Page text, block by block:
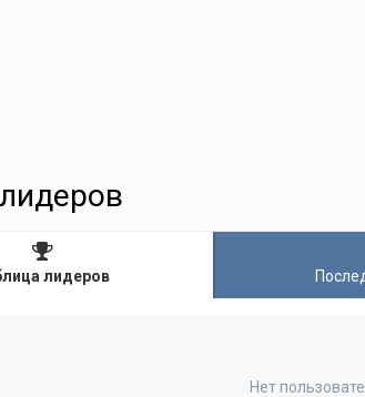
лидеров
Нет